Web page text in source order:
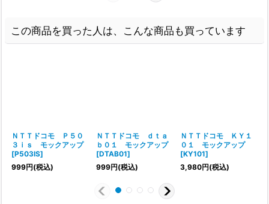
この商品を買った人は、こんな商品も買っています
ＮＴＴドコモ Ｐ５０
３ｉｓ モックアップ
[P503IS]
999円(税込)
ＮＴＴドコモ ｄｔａ
ｂ０１ モックアップ
[DTAB01]
999円(税込)
ＮＴＴドコモ ＫＹ１
０１ モックアップ
[KY101]
3,980円(税込)